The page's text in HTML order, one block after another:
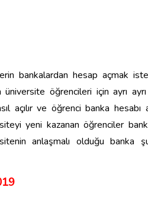
bankalardan hesap açmak
öğrencileri için ayrı
açılır ve öğrenci banka
yeni kazanan öğrenciler
anlaşmalı olduğu banka